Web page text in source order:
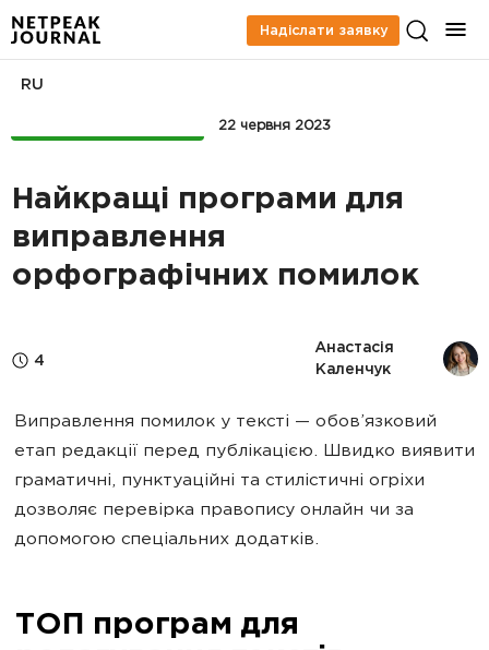
Надіслати заявку
22 червня 2023
RU
Найкращі програми для
виправлення
орфографічних помилок
4
Анастасія
Каленчук
Виправлення помилок у тексті — обов’язковий
етап редакції перед публікацією. Швидко виявити
граматичні, пунктуаційні та стилістичні огріхи
дозволяє перевірка правопису онлайн чи за
допомогою спеціальних додатків.
ТОП програм для